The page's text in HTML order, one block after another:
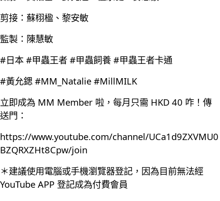
剪接：蘇栩楹、黎安敏
監製：陳慧敏
#日本 #甲蟲王者 #甲蟲飼養 #甲蟲王者卡通
#黃允鍶 #MM_Natalie #MillMILK
立即成為 MM Member 啦，每月只需 HKD 40 咋！傳
送門：
https://www.youtube.com/channel/UCa1d9ZXVMU0
BZQRXZHt8Cpw/join
＊建議使用電腦或手機瀏覽器登記，因為目前無法經
YouTube APP 登記成為付費會員